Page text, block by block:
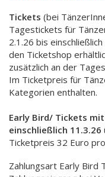
Tickets (bei
Tagestickets für
2.1.26 bis
den Ticketshop
zusätzlich an der
Im Ticketpreis für
Kategorien enthalten.
Early Bird/ Tickets
einschließlich 11.3.26
Ticketpreis 32 Euro
Zahlungsart Early Bird